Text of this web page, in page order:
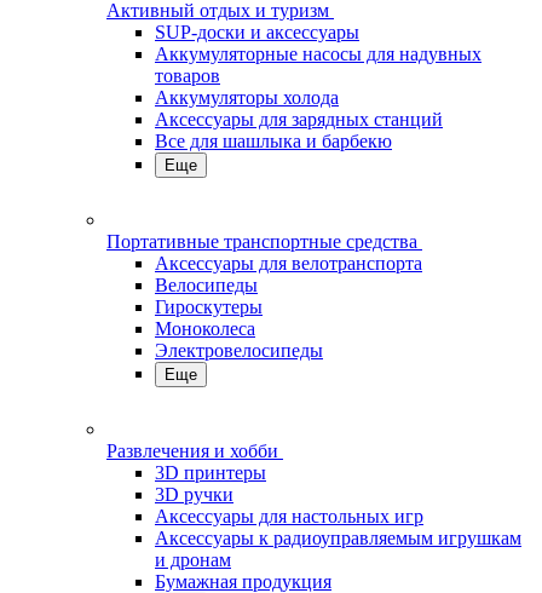
Активный отдых и туризм
SUP-доски и аксессуары
Аккумуляторные насосы для надувных
товаров
Аккумуляторы холода
Аксессуары для зарядных станций
Все для шашлыка и барбекю
Еще
Портативные транспортные средства
Аксессуары для велотранспорта
Велосипеды
Гироскутеры
Моноколеса
Электровелосипеды
Еще
Развлечения и хобби
3D принтеры
3D ручки
Аксессуары для настольных игр
Аксессуары к радиоуправляемым игрушкам
и дронам
Бумажная продукция